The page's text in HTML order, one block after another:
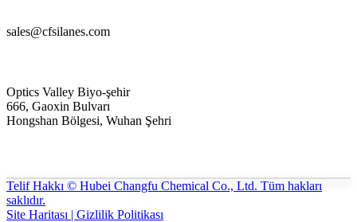
sales@cfsilanes.com
Optics Valley Biyo-şehir
666, Gaoxin Bulvarı
Hongshan Bölgesi, Wuhan Şehri
Telif Hakkı © Hubei Changfu Chemical Co., Ltd. Tüm hakları
saklıdır.
Site Haritası | Gizlilik Politikası